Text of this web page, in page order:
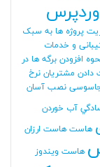
پروژه ها به سبک
و خدمات
افزودن برگه ها در
دادن مشتریان نرخ
جاسوسی نصب آسان
آب خوردن
هاست هاست ارزان
هاست ویندوز